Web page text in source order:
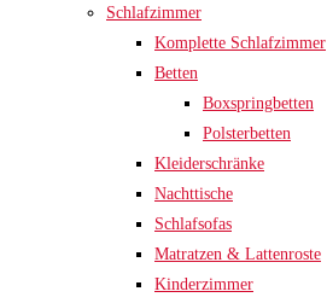
Schlafzimmer
Komplette Schlafzimmer
Betten
Boxspringbetten
Polsterbetten
Kleiderschränke
Nachttische
Schlafsofas
Matratzen & Lattenroste
Kinderzimmer